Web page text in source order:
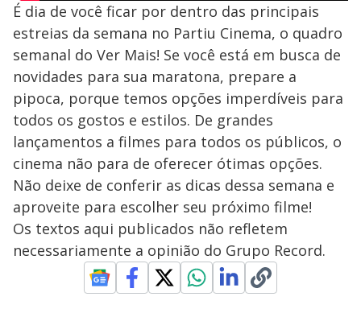
É dia de você ficar por dentro das principais
estreias da semana no Partiu Cinema, o quadro
semanal do Ver Mais! Se você está em busca de
novidades para sua maratona, prepare a
pipoca, porque temos opções imperdíveis para
todos os gostos e estilos. De grandes
lançamentos a filmes para todos os públicos, o
cinema não para de oferecer ótimas opções.
Não deixe de conferir as dicas dessa semana e
aproveite para escolher seu próximo filme!
Os textos aqui publicados não refletem
necessariamente a opinião do Grupo Record.